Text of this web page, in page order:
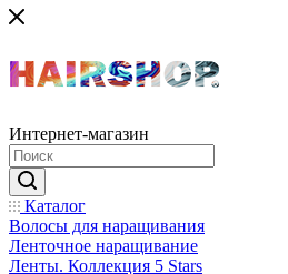
Интернет-магазин
Каталог
Волосы для наращивания
Ленточное наращивание
Ленты. Коллекция 5 Stars